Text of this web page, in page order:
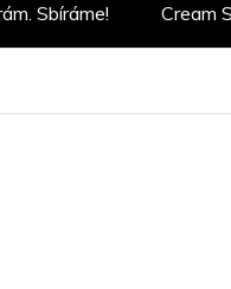
Sbíráme! Cream